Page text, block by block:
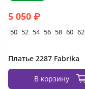
5 050 ₽
50 52 54 56 58 60 62
Платье 2287 Fabrika
В корзину